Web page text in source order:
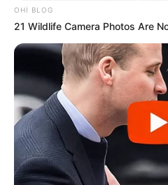
00:12 / 07 Avqust 2026
Bu 4 bürcü çətin
44
OHI BLOG
21 Wildlife Camera Photos Are